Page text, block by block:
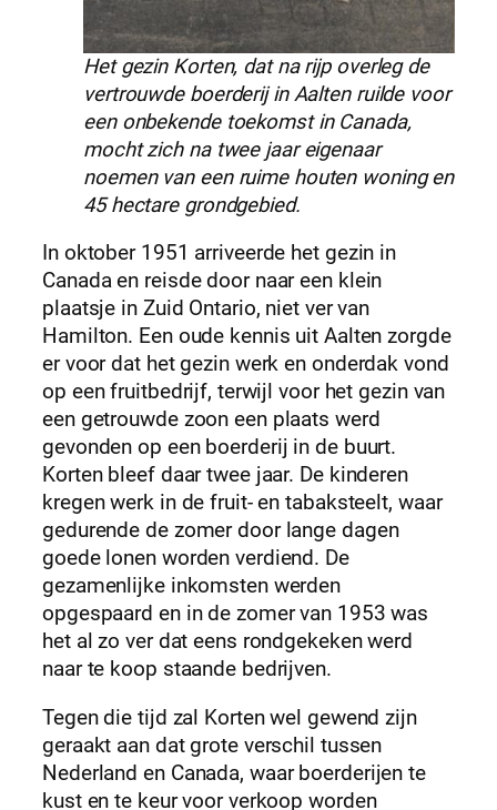
Het gezin Korten, dat na rijp overleg de
vertrouwde boerderij in Aalten ruilde voor
een onbekende toekomst in Canada,
mocht zich na twee jaar eigenaar
noemen van een ruime houten woning en
45 hectare grondgebied.
In oktober 1951 arriveerde het gezin in
Canada en reisde door naar een klein
plaatsje in Zuid Ontario, niet ver van
Hamilton. Een oude kennis uit Aalten zorgde
er voor dat het gezin werk en onderdak vond
op een fruitbedrijf, terwijl voor het gezin van
een getrouwde zoon een plaats werd
gevonden op een boerderij in de buurt.
Korten bleef daar twee jaar. De kinderen
kregen werk in de fruit- en tabaksteelt, waar
gedurende de zomer door lange dagen
goede lonen worden verdiend. De
gezamenlijke inkomsten werden
opgespaard en in de zomer van 1953 was
het al zo ver dat eens rondgekeken werd
naar te koop staande bedrijven.
Tegen die tijd zal Korten wel gewend zijn
geraakt aan dat grote verschil tussen
Nederland en Canada, waar boerderijen te
kust en te keur voor verkoop worden